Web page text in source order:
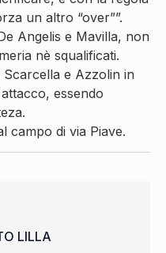
LILLA
un altro “over””.
Angelis e Mavilla, non
nè squalificati.
e Azzolin in
essendo
campo di via Piave.